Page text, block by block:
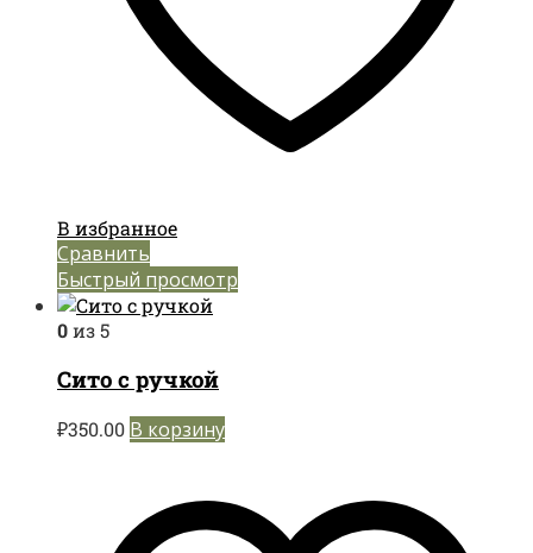
В избранное
Сравнить
Быстрый просмотр
0из 5
Сито с ручкой
₽350.00 В корзину